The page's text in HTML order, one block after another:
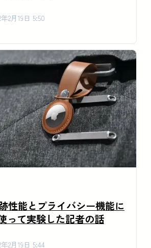
年2月19日 5:50
性能とプライバシー機能に
って実験した記者の話
年2月19日 5:44